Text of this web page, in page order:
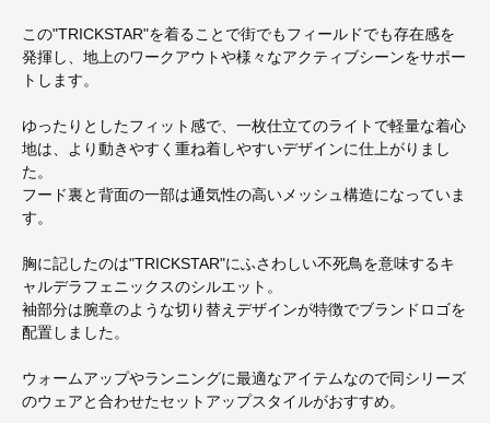
この"TRICKSTAR"を着ることで街でもフィールドでも存在感を
発揮し、地上のワークアウトや様々なアクティブシーンをサポー
トします。
ゆったりとしたフィット感で、一枚仕立てのライトで軽量な着心
地は、より動きやすく重ね着しやすいデザインに仕上がりまし
た。
フード裏と背面の一部は通気性の高いメッシュ構造になっていま
す。
胸に記したのは"TRICKSTAR"にふさわしい不死鳥を意味するキ
ャルデラフェニックスのシルエット。
袖部分は腕章のような切り替えデザインが特徴でブランドロゴを
配置しました。
ウォームアップやランニングに最適なアイテムなので同シリーズ
のウェアと合わせたセットアップスタイルがおすすめ。